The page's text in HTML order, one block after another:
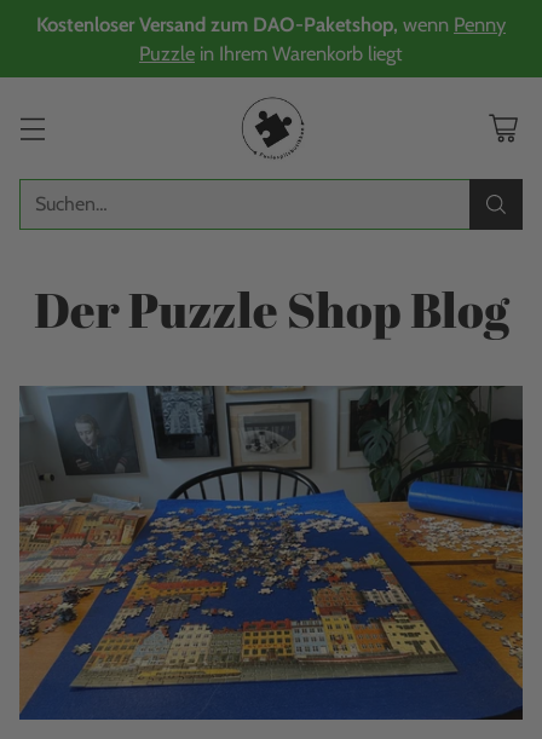
Kostenloser Versand zum DAO-Paketshop, wenn Penny
Puzzle in Ihrem Warenkorb liegt
Suchen…
Der Puzzle Shop Blog